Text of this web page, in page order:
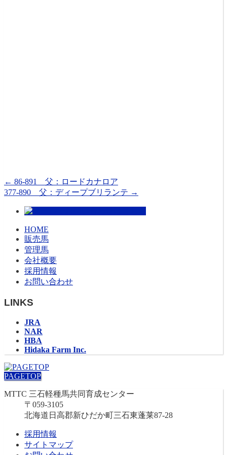
← 86-891 父：ロードカナロア
377-890 父：ディープブリランテ →
HOME
販売馬
管理馬
会社概要
採用情報
お問い合わせ
LINKS
JRA
NAR
HBA
Hidaka Farm Inc.
PAGETOP
MTTC 三石軽種馬共同育成センター
〒059-3105
北海道日高郡新ひだか町三石東蓬莱87-28
採用情報
サイトマップ